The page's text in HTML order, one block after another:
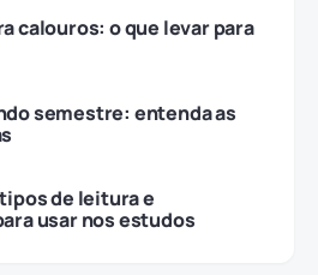
calouros: o que levar para
semestre: entenda as
de leitura e
usar nos estudos